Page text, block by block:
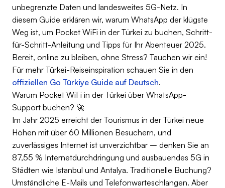
unbegrenzte Daten und landesweites 5G-Netz. In
diesem Guide erklären wir, warum WhatsApp der klügste
Weg ist, um Pocket WiFi in der Türkei zu buchen, Schritt-
für-Schritt-Anleitung und Tipps für Ihr Abenteuer 2025.
Bereit, online zu bleiben, ohne Stress? Tauchen wir ein!
Für mehr Türkei-Reiseinspiration schauen Sie in den
offiziellen Go Türkiye Guide auf Deutsch.
Warum Pocket WiFi in der Türkei über WhatsApp-
Support buchen? 🚀
Im Jahr 2025 erreicht der Tourismus in der Türkei neue
Höhen mit über 60 Millionen Besuchern, und
zuverlässiges Internet ist unverzichtbar – denken Sie an
87,55 % Internetdurchdringung und ausbauendes 5G in
Städten wie Istanbul und Antalya. Traditionelle Buchung?
Umständliche E-Mails und Telefonwarteschlangen. Aber